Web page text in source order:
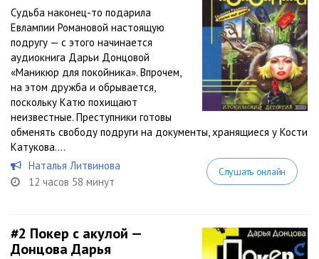
Судьба наконец-то подарила
Евлампии Романовой настоящую
подругу — с этого начинается
аудиокнига Дарьи Донцовой
«Маникюр для покойника». Впрочем,
на этом дружба и обрывается,
поскольку Катю похищают
неизвестные. Преступники готовы
обменять свободу подруги на документы, хранящиеся у Кости
Катукова....
Наталья Литвинова
12 часов 58 минут
Слушать онлайн
#2 Покер с акулой —
Донцова Дарья